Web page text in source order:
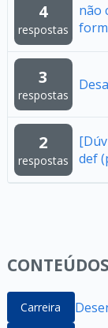
4
respostas
não
3
respostas
2
respostas
def
Carreira